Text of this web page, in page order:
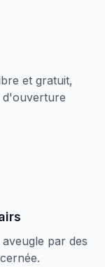
et gratuit,
d'ouverture
par des